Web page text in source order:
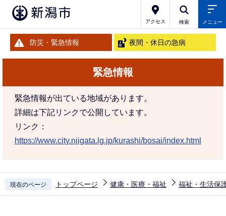
アクセス 検索 メニュー
防災・緊急情報 夜間・休日の急病
緊急情報
緊急情報が出ている地域があります。
詳細は下記リンクで公開しています。
リンク：
https://www.city.niigata.lg.jp/kurashi/bosai/index.html
現在のページ トップページ 健康・医療・福祉 福祉・生活保